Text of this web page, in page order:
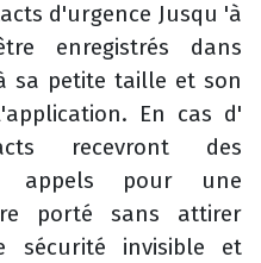
d'urgence Jusqu 'à
enregistrés dans
sa petite taille et son
En cas d'
recevront des
appels pour une
porté sans attirer
sécurité invisible et